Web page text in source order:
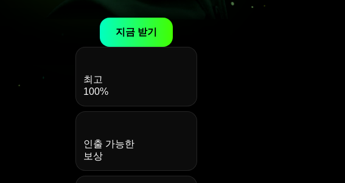
최고
100%
인출 가능한
보상
지금 받기